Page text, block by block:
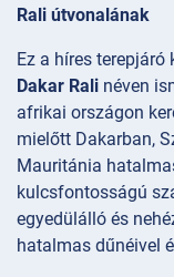
Rali útvonalának
Ez a híres terepjáró
Dakar Rali néven
afrikai országon
mielőtt Dakarban,
Mauritánia
kulcsfontosságú
egyedülálló és
hatalmas dűnéivel